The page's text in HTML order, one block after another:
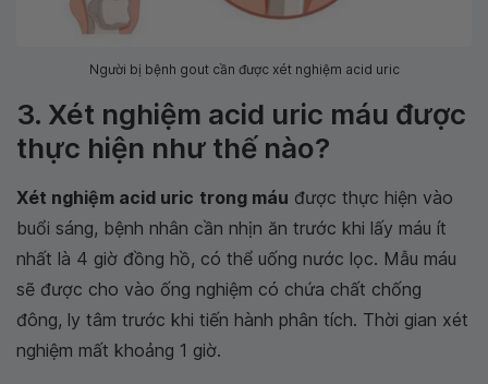
Người bị bệnh gout cần được xét nghiệm acid uric
3. Xét nghiệm acid uric máu được
thực hiện như thế nào?
Xét nghiệm acid uric trong máu được thực hiện vào
buổi sáng, bệnh nhân cần nhịn ăn trước khi lấy máu ít
nhất là 4 giờ đồng hồ, có thể uống nước lọc. Mẫu máu
sẽ được cho vào ống nghiệm có chứa chất chống
đông, ly tâm trước khi tiến hành phân tích. Thời gian xét
nghiệm mất khoảng 1 giờ.